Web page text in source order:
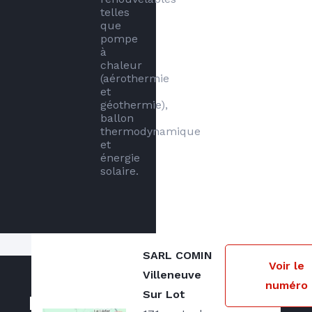
telles
que
pompe
à
chaleur
(aérothermie
et
géothermie),
ballon
thermodynamique
et
énergie
solaire.
Notre zone d'intervention
Villeneuve sur Lot et le département du
SARL COMIN
Villeneuve
Sur Lot
Voir le
numéro
Nos actualités